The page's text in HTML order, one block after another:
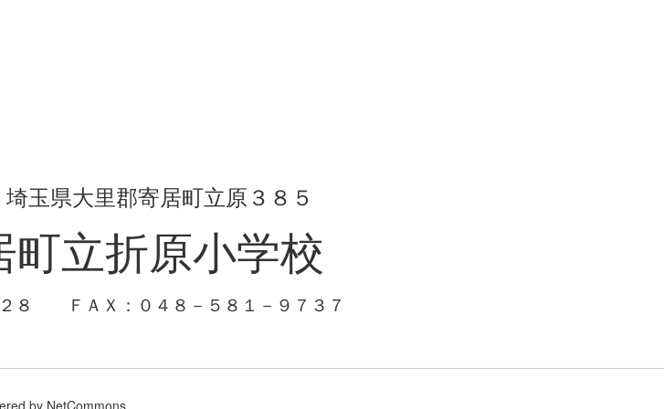
玉県大里郡寄居町立原３８５
町立折原小学校
２８ ＦＡＸ：０４８－５８１－９７３７